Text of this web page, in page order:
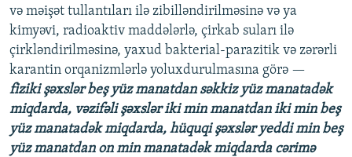
və məişət tullantıları ilə zibilləndirilməsinə və ya
kimyəvi, radioaktiv maddələrlə, çirkab suları ilə
çirkləndirilməsinə, yaxud bakterial-parazitik və zərərli
karantin orqanizmlərlə yoluxdurulmasına görə —
fiziki şəxslər beş yüz manatdan səkkiz yüz manatadək
miqdarda, vəzifəli şəxslər iki min manatdan iki min beş
yüz manatadək miqdarda, hüquqi şəxslər yeddi min beş
yüz manatdan on min manatadək miqdarda cərimə